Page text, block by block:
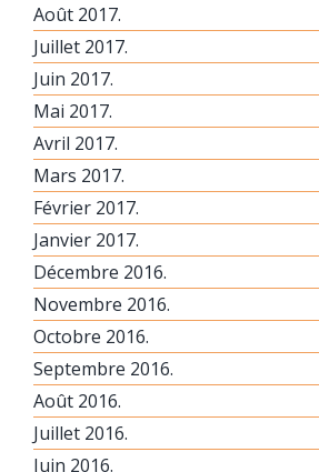
Août 2017.
Juillet 2017.
Juin 2017.
Mai 2017.
Avril 2017.
Mars 2017.
Février 2017.
Janvier 2017.
Décembre 2016.
Novembre 2016.
Octobre 2016.
Septembre 2016.
Août 2016.
Juillet 2016.
Juin 2016.